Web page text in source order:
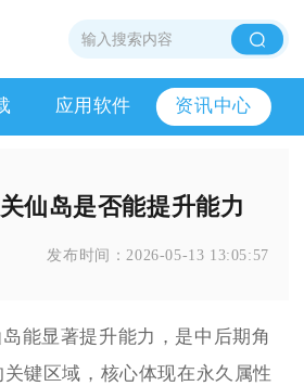
应用软件 资讯中心
仙岛是否能提升能力
发布时间：2026-05-13 13:05:57
能显著提升能力，是中后期角
键区域，核心体现在永久属性